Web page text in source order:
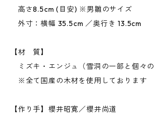
高さ8.5cm (目安) ※男雛のサイズ
外寸：横幅 35.5cm ／奥行き 13.5cm
【材 質】
ミズキ・エンジュ（雪洞の一部と個々の
※全て国産の木材を使用しております
【作り手】櫻井昭寛／櫻井尚道